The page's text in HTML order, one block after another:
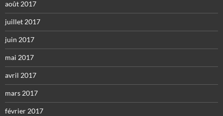
août 2017
juillet 2017
juin 2017
mai 2017
avril 2017
mars 2017
février 2017